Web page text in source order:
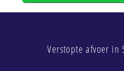
Verstopte afvoer in